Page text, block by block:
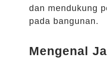
dan mendukung
pada bangunan.
Mengenal